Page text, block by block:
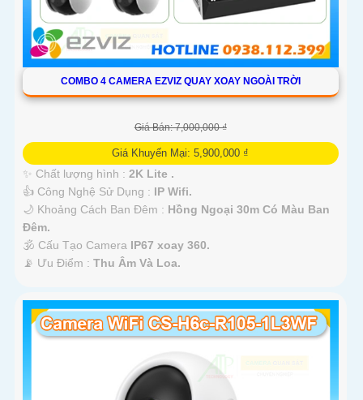
COMBO 4 CAMERA EZVIZ QUAY XOAY NGOÀI TRỜI
Giá Bán: 7,000,000 ₫
Giá Khuyến Mại: 5,900,000 ₫
✨ Chất lượng hình : 2K Lite .
👍 Công Nghệ Sử Dụng : IP Wifi.
🌙 Khoảng Cách Ban Đêm : Hồng Ngoại 30m Có Màu Ban
Ðêm.
🕉️ Cấu Tạo Camera IP67 xoay 360.
️📡 Ưu Điểm : Thu Âm Và Loa.